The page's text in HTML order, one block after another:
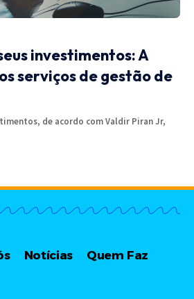
investimentos: A
serviços de gestão de
de acordo com Valdir Piran Jr,
Notícias Quem Faz